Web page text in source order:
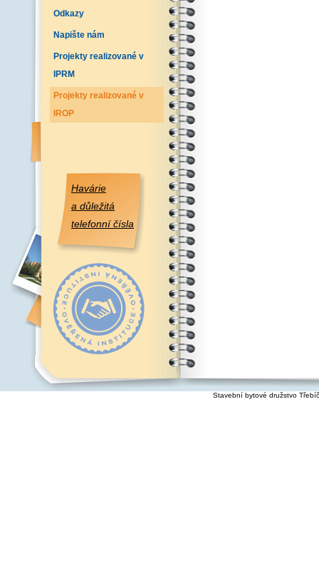
Odkazy
Napište nám
Projekty realizované v
IPRM
Projekty realizované v
IROP
Havárie
a důležitá
telefonní čísla
Stavební bytové družstvo